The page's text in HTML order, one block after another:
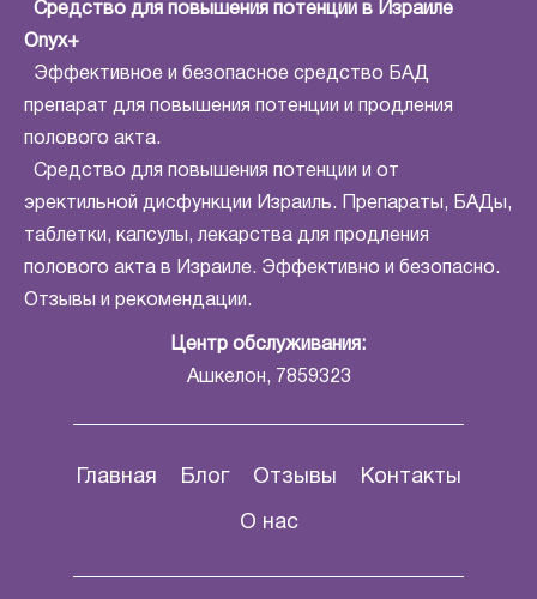
Средство для повышения потенции в Израиле
Onyx+
Эффективное и безопасное средство БАД
препарат для повышения потенции и продления
полового акта.
Средство для повышения потенции и от
эректильной дисфункции Израиль. Препараты, БАДы,
таблетки, капсулы, лекарства для продления
полового акта в Израиле. Эффективно и безопасно.
Отзывы и рекомендации.
Центр обслуживания:
Ашкелон, 7859323
Главная Блог Отзывы Контакты
О нас